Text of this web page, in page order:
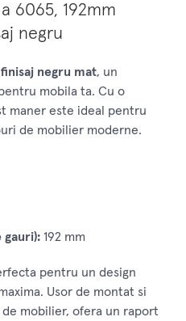
6065, 192mm
negru
finisaj negru mat, un
mobila ta. Cu o
maner este ideal pentru
de mobilier moderne.
gauri): 192 mm
pentru un design
Usor de montat si
mobilier, ofera un raport